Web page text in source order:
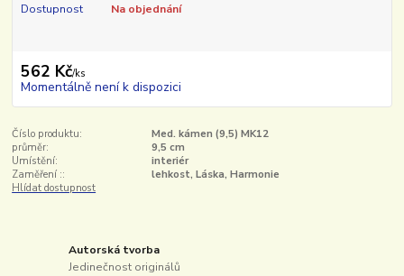
Dostupnost Na objednání
562 Kč/ks
Momentálně není k dispozici
Číslo produktu:
Med. kámen (9,5) MK12
průměr:
9,5 cm
Umístění:
interiér
Zaměření ::
lehkost, Láska, Harmonie
Hlídat dostupnost
Autorská tvorba
Jedinečnost originálů